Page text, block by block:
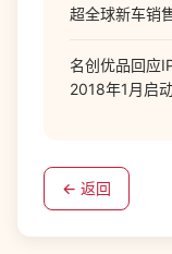
超全球新车销
名创优品回应
2018年1月启
← 返回